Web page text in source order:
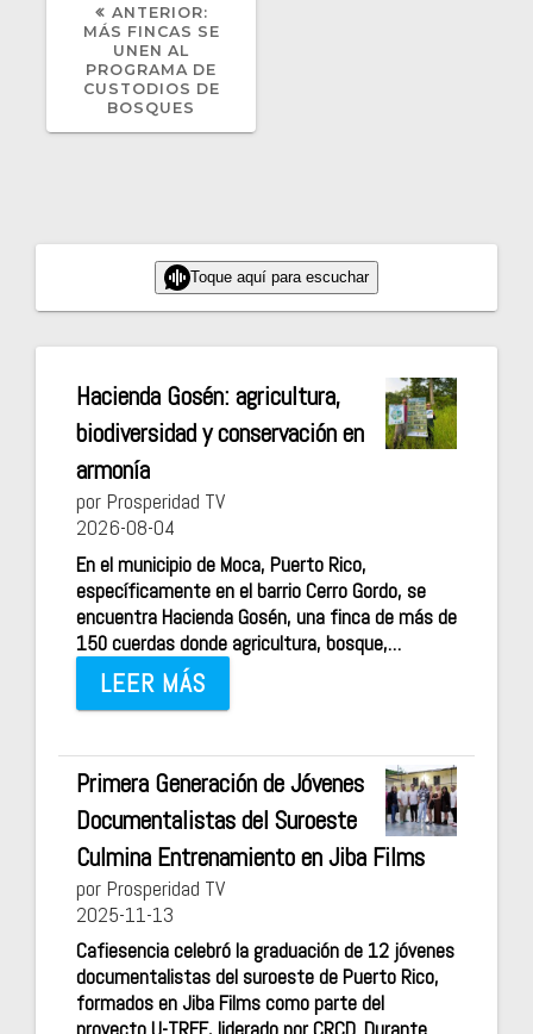
ANTERIOR:POST
ANTERIOR:
MÁS FINCAS SE
UNEN AL
PROGRAMA DE
CUSTODIOS DE
BOSQUES
Toque aquí para escuchar
Hacienda Gosén: agricultura,
biodiversidad y conservación en
armonía
por Prosperidad TV
2026-08-04
En el municipio de Moca, Puerto Rico,
específicamente en el barrio Cerro Gordo, se
encuentra Hacienda Gosén, una finca de más de
150 cuerdas donde agricultura, bosque,…
LEER MÁS
Primera Generación de Jóvenes
Documentalistas del Suroeste
Culmina Entrenamiento en Jiba Films
por Prosperidad TV
2025-11-13
Cafiesencia celebró la graduación de 12 jóvenes
documentalistas del suroeste de Puerto Rico,
formados en Jiba Films como parte del